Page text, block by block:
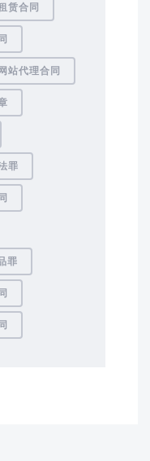
赁合同
网站代理合同
罪
罪